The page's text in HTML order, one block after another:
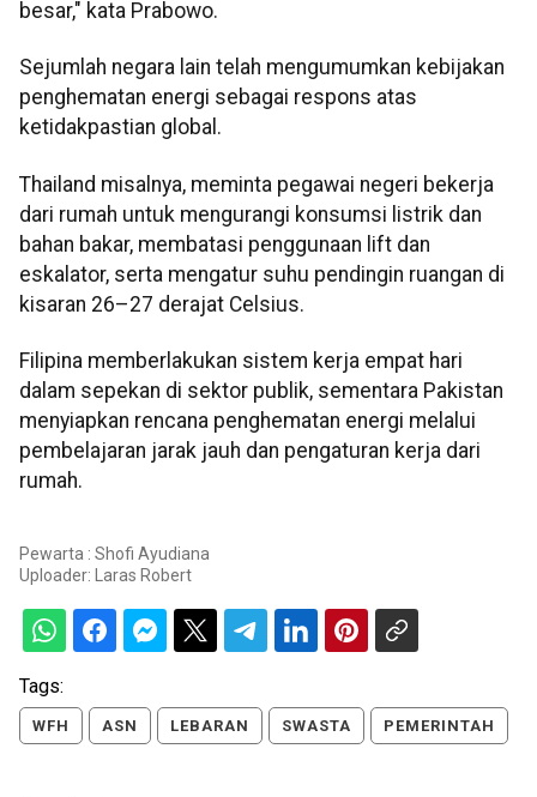
besar," kata Prabowo.
Sejumlah negara lain telah mengumumkan kebijakan
penghematan energi sebagai respons atas
ketidakpastian global.
Thailand misalnya, meminta pegawai negeri bekerja
dari rumah untuk mengurangi konsumsi listrik dan
bahan bakar, membatasi penggunaan lift dan
eskalator, serta mengatur suhu pendingin ruangan di
kisaran 26–27 derajat Celsius.
Filipina memberlakukan sistem kerja empat hari
dalam sepekan di sektor publik, sementara Pakistan
menyiapkan rencana penghematan energi melalui
pembelajaran jarak jauh dan pengaturan kerja dari
rumah.
Pewarta : Shofi Ayudiana
Uploader: Laras Robert
Tags:
WFH ASN LEBARAN SWASTA PEMERINTAH